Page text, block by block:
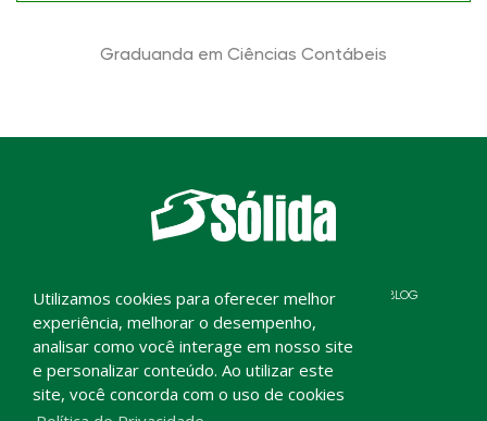
Utilizamos cookies para oferecer melhor
experiência, melhorar o desempenho,
analisar como você interage em nosso site
e personalizar conteúdo. Ao utilizar este
site, você concorda com o uso de cookies
Graduanda em Ciências Contábeis
HOME SOBRE NÓS TIME SERVIÇOS BLOG
DEPOIMENTOS CONTATO